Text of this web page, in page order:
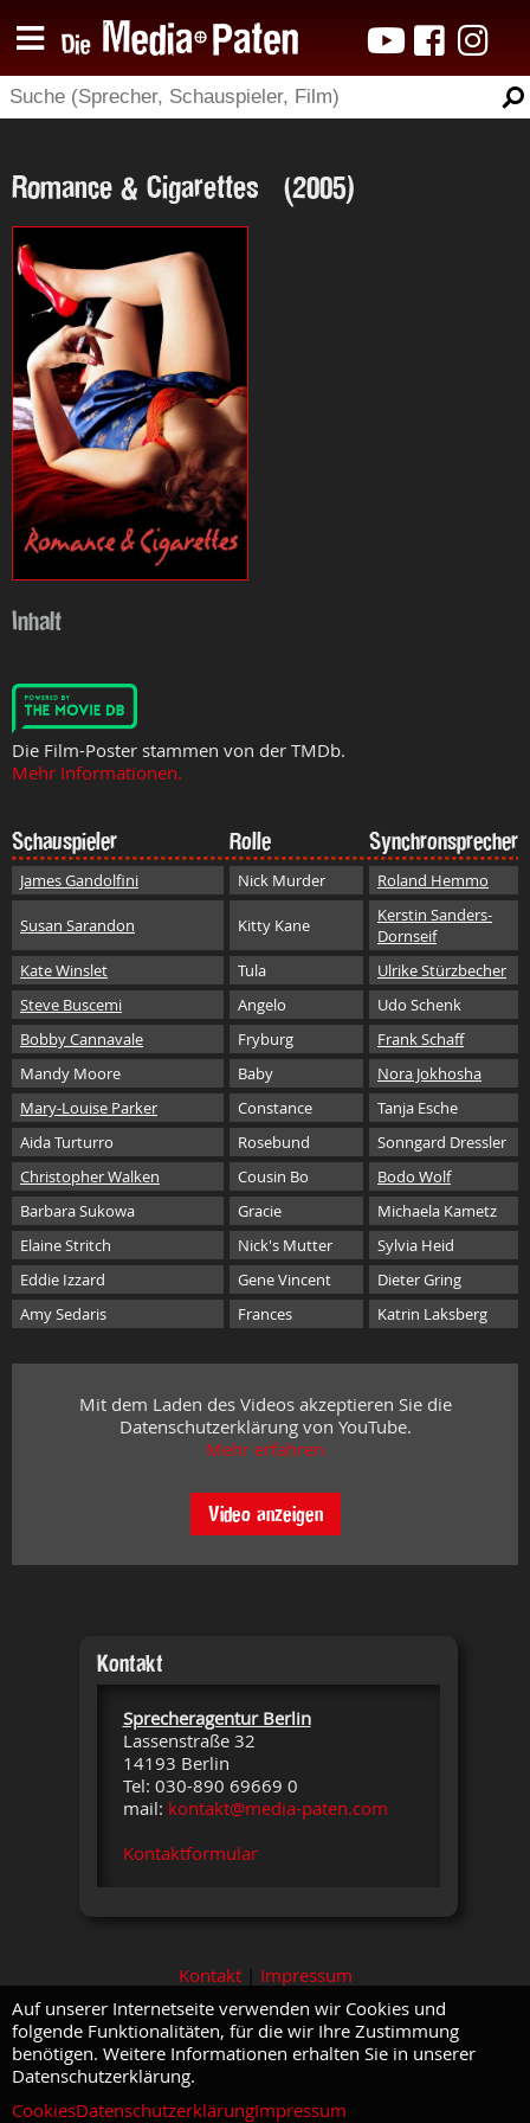
Romance & Cigarettes (2005)
Inhalt
Die Film-Poster stammen von der TMDb.
Mehr Informationen.
Schauspieler Rolle Synchronsprecher
James Gandolfini Nick Murder Roland Hemmo
Susan Sarandon Kitty Kane
Kerstin Sanders-
Dornseif
Kate Winslet
Tula
Ulrike Stürzbecher
Steve Buscemi
Angelo
Udo Schenk
Bobby Cannavale
Fryburg
Frank Schaff
Mandy Moore
Baby
Nora Jokhosha
Mary-Louise Parker
Constance
Tanja Esche
Aida Turturro
Rosebund
Sonngard Dressler
Christopher Walken
Cousin Bo
Bodo Wolf
Barbara Sukowa
Gracie
Michaela Kametz
Elaine Stritch
Nick's Mutter
Sylvia Heid
Eddie Izzard
Gene Vincent
Dieter Gring
Amy Sedaris
Frances Katrin Laksberg
Mit dem Laden des Videos akzeptieren Sie die
Datenschutzerklärung von YouTube.
Mehr erfahren
Video anzeigen
Kontakt
Sprecheragentur Berlin
Lassenstraße 32
14193 Berlin
Tel: 030-890 69669 0
mail: kontakt@media-paten.com
Kontaktformular
Kontakt| Impressum
Auf unserer Internetseite verwenden wir Cookies und
folgende Funktionalitäten, für die wir Ihre Zustimmung
benötigen. Weitere Informationen erhalten Sie in unserer
Datenschutzerklärung.
CookiesDatenschutzerklärungImpressum